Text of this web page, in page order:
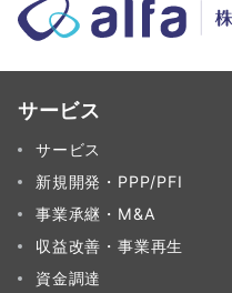
サービス
サービス
新規開発・PPP/PFI
事業承継・M&A
収益改善・事業再生
資金調達